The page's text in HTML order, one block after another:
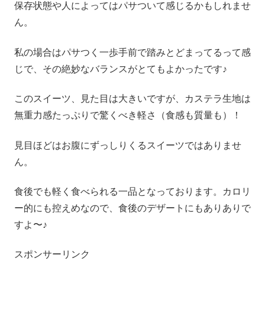
保存状態や人によってはパサついて感じるかもしれませ
ん。
私の場合はパサつく一歩手前で踏みとどまってるって感
じで、その絶妙なバランスがとてもよかったです♪
このスイーツ、見た目は大きいですが、カステラ生地は
無重力感たっぷりで驚くべき軽さ（食感も質量も）！
見目ほどはお腹にずっしりくるスイーツではありませ
ん。
食後でも軽く食べられる一品となっております。カロリ
ー的にも控えめなので、食後のデザートにもありありで
すよ〜♪
スポンサーリンク